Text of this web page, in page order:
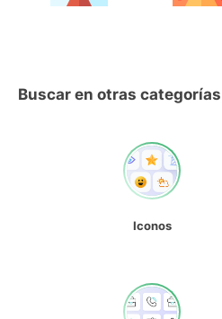
Buscar en otras categorías
Iconos